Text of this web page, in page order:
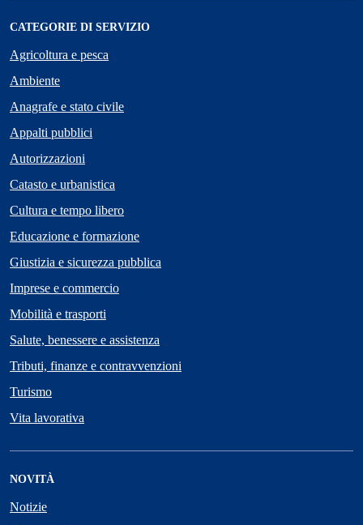
CATEGORIE DI SERVIZIO
Agricoltura e pesca
Ambiente
Anagrafe e stato civile
Appalti pubblici
Autorizzazioni
Catasto e urbanistica
Cultura e tempo libero
Educazione e formazione
Giustizia e sicurezza pubblica
Imprese e commercio
Mobilità e trasporti
Salute, benessere e assistenza
Tributi, finanze e contravvenzioni
Turismo
Vita lavorativa
NOVITÀ
Notizie